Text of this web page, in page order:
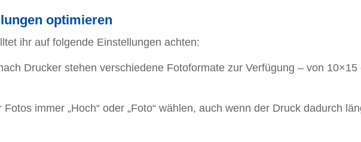
optimieren
ihr auf folgende Einstellungen achten:
Drucker stehen verschiedene Fotoformate zur Verfügung – von 10×15
Fotos immer „Hoch“ oder „Foto“ wählen, auch wenn der Druck dadurch